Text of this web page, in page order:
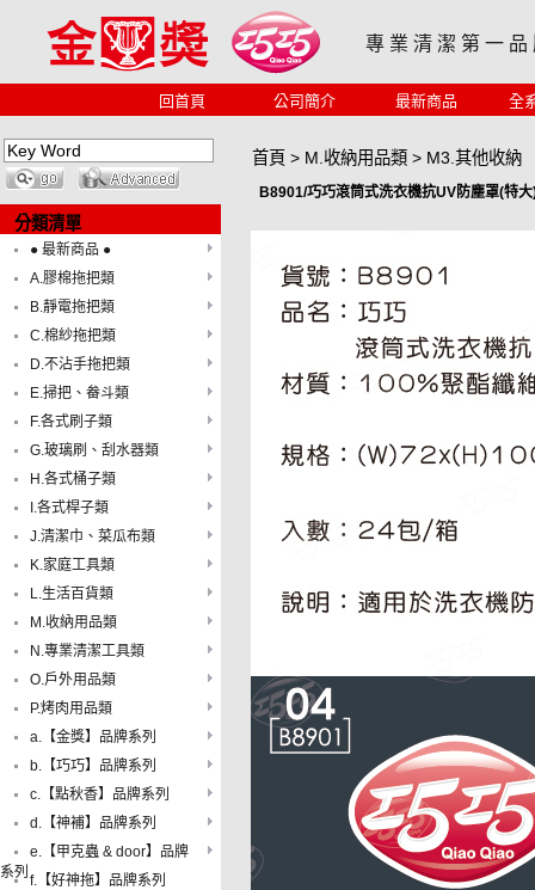
專 業 清 潔 第 一 品
回首頁 公司簡介 最新商品 全
分類清單
● 最新商品 ●
A.膠棉拖把類
B.靜電拖把類
C.棉紗拖把類
D.不沾手拖把類
E.掃把、畚斗類
F.各式刷子類
G.玻璃刷、刮水器類
H.各式桶子類
I.各式桿子類
J.清潔巾、菜瓜布類
K.家庭工具類
L.生活百貨類
M.收納用品類
N.專業清潔工具類
O.戶外用品類
P.烤肉用品類
a.【金獎】品牌系列
b.【巧巧】品牌系列
c.【點秋香】品牌系列
d.【神補】品牌系列
e.【甲克蟲 & door】品牌
系列 f.【好神拖】品牌系列
首頁 > M.收納用品類 > M3.其他收納
B8901/巧巧滾筒式洗衣機抗UV防塵罩(特大